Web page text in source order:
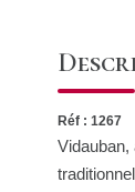
Réf : 1267